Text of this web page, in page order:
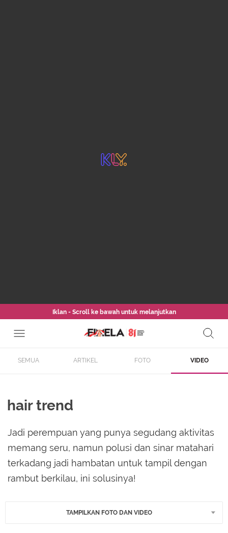
Iklan - Scroll ke bawah untuk melanjutkan
SEMUA ARTIKEL FOTO VIDEO
hair trend
Jadi perempuan yang punya segudang aktivitas
memang seru, namun polusi dan sinar matahari
terkadang jadi hambatan untuk tampil dengan
rambut berkilau, ini solusinya!
TAMPILKAN FOTO DAN VIDEO